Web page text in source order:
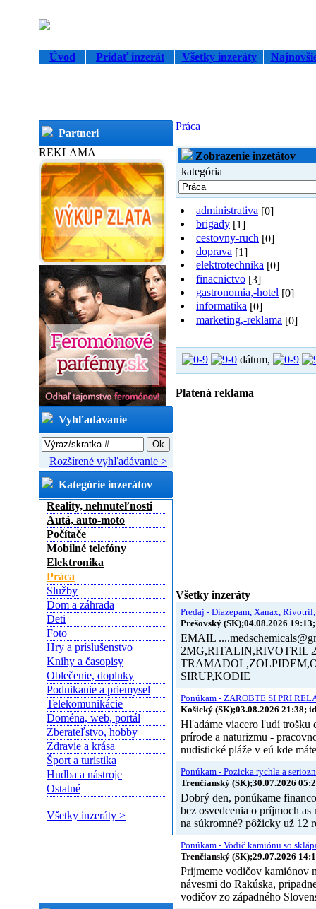
Úvod Pridať inzerát Všetky inzeráty
Partneri
REKLAMA
Vyhľadávanie
Rozšírené vyhľadávanie >
Kategórie inzerátov
Reality, nehnuteľnosti
Autá, auto-moto
Počítače
Mobilné telefóny
Elektronika
Práca
Služby
Dom a záhrada
Deti
Foto
Hry a príslušenstvo
Knihy a časopisy
Oblečenie, doplnky
Podnikanie a priemysel
Telekomunikácie
Doména, web, portál
Zberateľstvo, hobby
Zdravie a krása
Šport a turistika
Hudba a nástroje
Ostatné
Všetky inzeráty >
Práca
Zobrazenie inzetátov
kategória
administrativa [0]
brigady [1]
cestovny-ruch [0]
doprava [1]
elektrotechnika [0]
finacnictvo [3]
gastronomia,-hotel [0]
informatika [0]
marketing,-reklama [0]
dátum,
Platená reklama
Všetky inzeráty
Predaj - Diazepam, Xanax,
Prešovský (SK);04.08.2026
EMAIL
2MG,RITALIN,RIVOTRIL
SIRUP,KODIE
Ponúkam - ZAROBTE SI PRI
Košický (SK);03.08.2026 21:38;
Hľadáme viacero ľudí trošku
prírode a naturizmu -
nudistické pláže v eú kde
Ponúkam - Pozicka rychla a
Trenčianský (SK);30.07.2026
Dobrý den, ponúkame
bez osvedcenia o príjmoch
na súkromné? pôžicky už 12
Ponúkam - Vodič kamiónu so
Trenčianský (SK);29.07.2026
Prijmeme vodičov kamiónov
návesmi do Rakúska,
vodičov zo západného